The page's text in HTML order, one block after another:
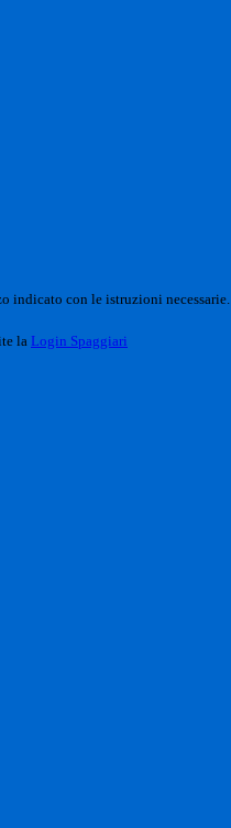
indicato con le istruzioni necessarie.
la Login Spaggiari